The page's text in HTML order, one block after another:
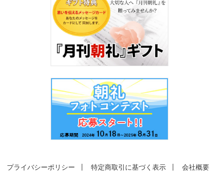
プライバシーポリシー 特定商取引に基づく表示 会社概要